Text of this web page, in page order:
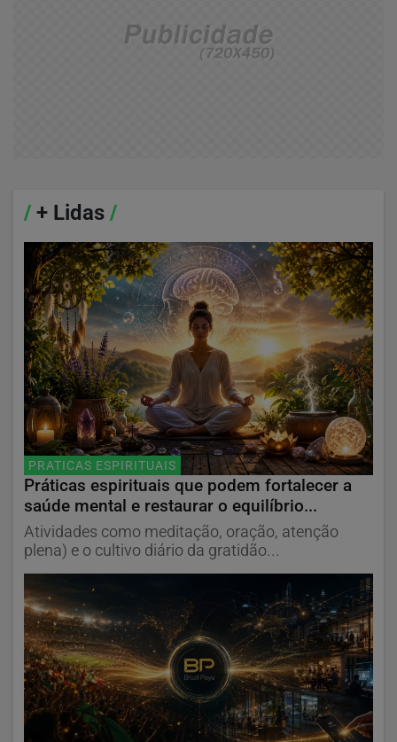
/ + Lidas /
PRATICAS ESPIRITUAIS
Práticas espirituais que podem fortalecer a
saúde mental e restaurar o equilíbrio...
Atividades como meditação, oração, atenção
plena) e o cultivo diário da gratidão...